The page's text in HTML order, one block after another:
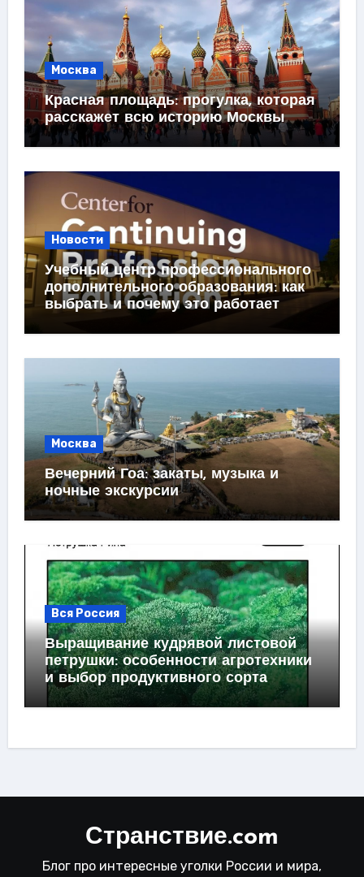
Москва
Красная площадь: прогулка, которая
расскажет всю историю Москвы
Новости
Учебный центр профессионального
дополнительного образования: как
выбрать и почему это работает
Москва
Вечерний Гоа: закаты, музыка и
ночные экскурсии
Вся Россия
Выращивание кудрявой листовой
петрушки: особенности агротехники
и выбор продуктивного сорта
Странствие.com
Блог про интересные уголки России и мира,